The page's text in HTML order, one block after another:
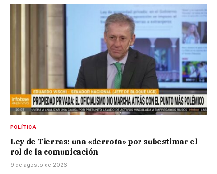
POLÍTICA
Ley de Tierras: una «derrota» por subestimar el
rol de la comunicación
9 de agosto de 2026